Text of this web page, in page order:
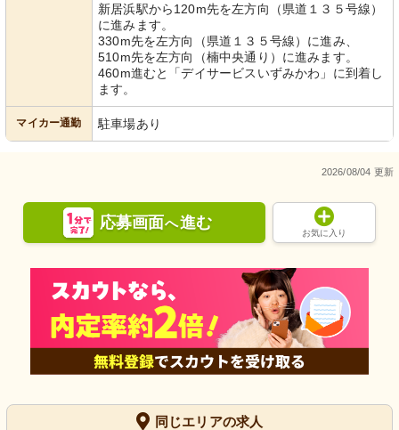
新居浜駅から120m先を左方向（県道１３５号線）
に進みます。
330m先を左方向（県道１３５号線）に進み、
510m先を左方向（楠中央通り）に進みます。
460m進むと「デイサービスいずみかわ」に到着し
ます。
マイカー通勤 駐車場あり
2026/08/04 更新
応募画面へ進む
お気に入り
同じエリアの求人